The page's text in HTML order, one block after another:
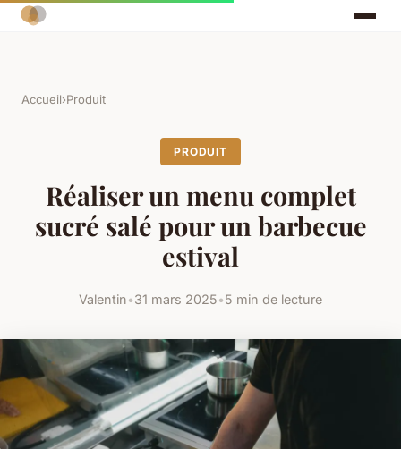
Accueil›Produit
PRODUIT
Réaliser un menu complet
sucré salé pour un barbecue
estival
Valentin•31 mars 2025•5 min de lecture